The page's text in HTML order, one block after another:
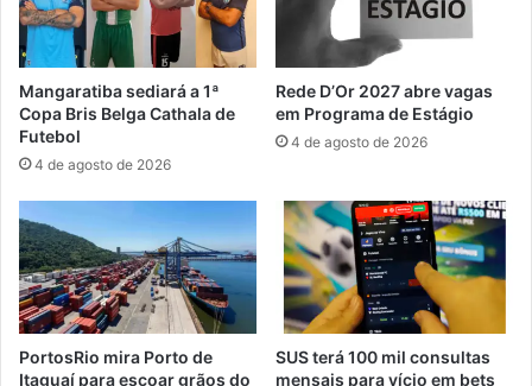
r
é
i
t
p
a
r
a
m
o
t
o
c
r
m
d
o
p
ó
s
p
e
r
s
e
Mangaratiba sediará a 1ª
Copa Bris Belga Cathala de
Futebol
4 de agosto de 2026
Rede D’Or 2027 abre vagas
em Programa de Estágio
4 de agosto de 2026
PortosRio mira Porto de
Itaguaí para escoar grãos do
SUS terá 100 mil consultas
mensais para vício em bets